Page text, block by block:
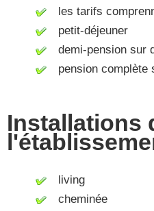
les tarifs
petit-déjeuner
demi-pension sur
pension complète
Installations
living
cheminée